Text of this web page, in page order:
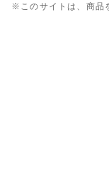
※このサイトは、商品